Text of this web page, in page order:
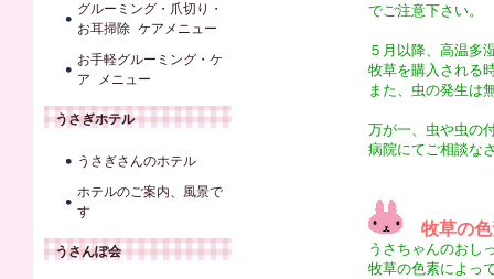
グルーミング・爪切り・
お耳掃除 ケアメニュー
お手軽グルーミング・ケ
ア メニュー
うさぎホテル
うさぎさんのホテル
ホテルのご案内、風景で
す
うさんぽ会
でご注意下さい。
５月以降、高温多
牧草を購入される
また、虫の発生は
万が一、虫や虫の
病院にてご相談な
牧草の
うさちゃんのおし
牧草の色素によっ